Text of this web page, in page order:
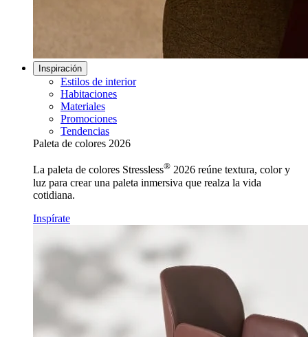
Inspiración
Estilos de interior
Habitaciones
Materiales
Promociones
Tendencias
Paleta de colores 2026
La paleta de colores Stressless® 2026 reúne textura, color y
luz para crear una paleta inmersiva que realza la vida
cotidiana.
Inspírate